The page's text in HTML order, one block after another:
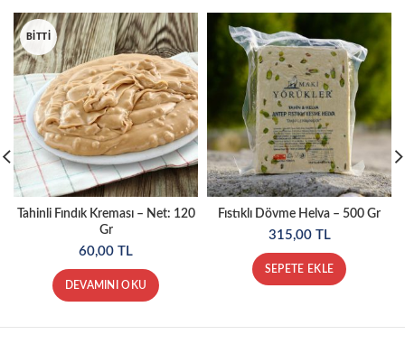
BITTI
Tahinli Fındık Kreması – Net: 120
Gr
60,00 TL
DEVAMINI OKU
Fıstıklı Dövme Helva – 500 Gr
315,00 TL
SEPETE EKLE